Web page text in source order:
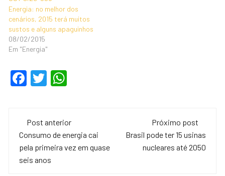
Energia: no melhor dos
cenários, 2015 terá muitos
sustos e alguns apaguinhos
08/02/2015
Em "Energia"
F
e
b
o
T
er s
A
Navegação
de
post
Post anterior
Consumo de energia cai
pela primeira vez em quase
seis anos
Próximo post
Brasil pode ter 15 usinas
nucleares até 2050